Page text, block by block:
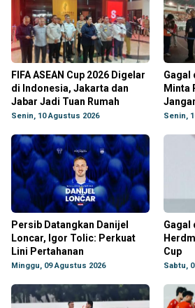
FIFA ASEAN Cup 2026 Digelar
di Indonesia, Jakarta dan
Jabar Jadi Tuan Rumah
Senin, 10 Agustus 2026
Gagal
Minta
Senin,
Persib Datangkan Danijel
Loncar, Igor Tolic: Perkuat
Lini Pertahanan
Minggu, 09 Agustus 2026
Gagal
Cup
Sabtu,